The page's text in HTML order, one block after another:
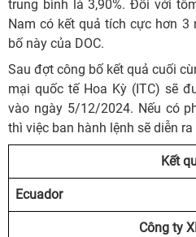
trung bình là 3,90%. Đối với
Nam có kết quả tích cực hơn
bố này của DOC.
Sau đợt công bố kết quả cuối
mại quốc tế Hoa Kỳ (ITC) sẽ
vào ngày 5/12/2024. Nếu có
thì việc ban hành lệnh sẽ diễn
Kết
Ecuador
Công ty